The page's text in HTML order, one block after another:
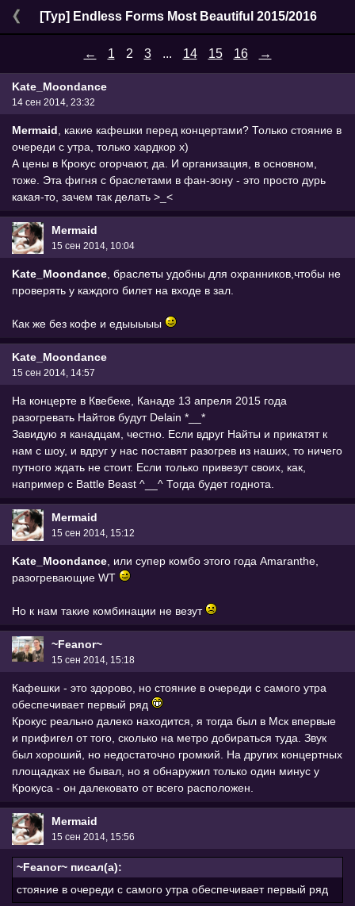
[Тур] Endless Forms Most Beautiful 2015/2016
← 1 2 3... 14 15 16 →
Kate_Moondance
14 сен 2014, 23:32
Mermaid , какие кафешки перед концертами? Только стояние в
очереди с утра, только хардкор х)
А цены в Крокус огорчают, да. И организация, в основном,
тоже. Эта фигня с браслетами в фан-зону - это просто дурь
какая-то, зачем так делать >_<
Mermaid
15 сен 2014, 10:04
Kate_Moondance , браслеты удобны для охранников,чтобы не
проверять у каждого билет на входе в зал.
Как же без кофе и едыыыыы
Kate_Moondance
15 сен 2014, 14:57
На концерте в Квебеке, Канаде 13 апреля 2015 года
разогревать Найтов будут Delain *__*
Завидую я канадцам, честно. Если вдруг Найты и прикатят к
нам с шоу, и вдруг у нас поставят разогрев из наших, то ничего
путного ждать не стоит. Если только привезут своих, как,
например с Battle Beast ^__^ Тогда будет годнота.
Mermaid
15 сен 2014, 15:12
Kate_Moondance , или супер комбо этого года Amaranthe,
разогревающие WT
Но к нам такие комбинации не везут
~Feanor~
15 сен 2014, 15:18
Кафешки - это здорово, но стояние в очереди с самого утра
обеспечивает первый ряд
Крокус реально далеко находится, я тогда был в Мск впервые
и прифигел от того, сколько на метро добираться туда. Звук
был хороший, но недостаточно громкий. На других концертных
площадках не бывал, но я обнаружил только один минус у
Крокуса - он далековато от всего расположен.
Mermaid
15 сен 2014, 15:56
~Feanor~ писал(а):
стояние в очереди с самого утра обеспечивает первый ряд